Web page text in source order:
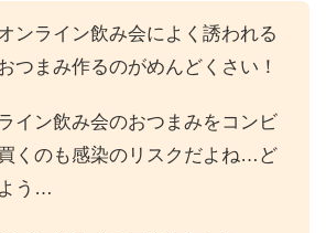
ンライン飲み会によく誘われる
つまみ作るのがめんどくさい！
イン飲み会のおつまみをコンビ
くのも感染のリスクだよね…ど
う…